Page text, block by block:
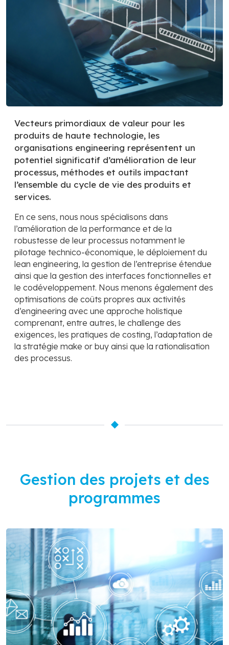
Vecteurs primordiaux de valeur pour les
produits de haute technologie, les
organisations engineering représentent un
potentiel significatif d’amélioration de leur
processus, méthodes et outils impactant
l’ensemble du cycle de vie des produits et
services.
En ce sens, nous nous spécialisons dans
l’amélioration de la performance et de la
robustesse de leur processus notamment le
pilotage technico-économique, le déploiement du
lean engineering, la gestion de l’entreprise étendue
ainsi que la gestion des interfaces fonctionnelles et
le codéveloppement. Nous menons également des
optimisations de coûts propres aux activités
d’engineering avec une approche holistique
comprenant, entre autres, le challenge des
exigences, les pratiques de costing, l’adaptation de
la stratégie make or buy ainsi que la rationalisation
des processus.
Gestion des projets et des
programmes